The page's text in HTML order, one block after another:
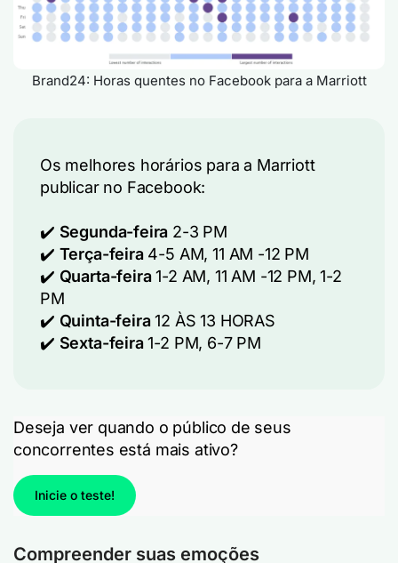
Brand24: Horas quentes no Facebook para a Marriott
Os melhores horários para a Marriott
publicar no Facebook:
✔️ Segunda-feira 2-3 PM
✔️ Terça-feira4-5 AM, 11 AM -12 PM
✔️ Quarta-feira1-2 AM, 11 AM -12 PM, 1-2
PM
✔️ Quinta-feira12 ÀS 13 HORAS
✔️ Sexta-feira1-2 PM, 6-7 PM
Deseja ver quando o público de seus
concorrentes está mais ativo?
Inicie o teste!
Compreender suas emoções